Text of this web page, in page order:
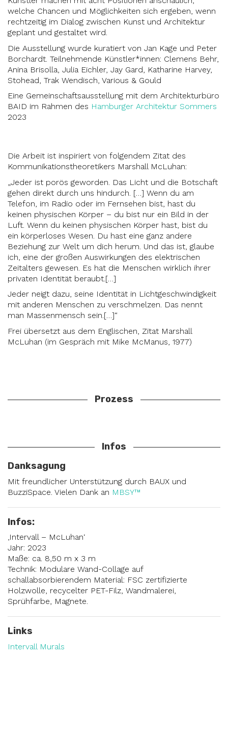
welche Chancen und Möglichkeiten sich ergeben, wenn
rechtzeitig im Dialog zwischen Kunst und Architektur
geplant und gestaltet wird.
Die Ausstellung wurde kuratiert von Jan Kage und Peter
Borchardt. Teilnehmende Künstler*innen: Clemens Behr,
Anina Brisolla, Julia Eichler, Jay Gard, Katharine Harvey,
Stohead, Trak Wendisch, Various & Gould
Eine Gemeinschaftsausstellung mit dem Architekturbüro
BAID im Rahmen des Hamburger Architektur Sommers
2023
Die Arbeit ist inspiriert von folgendem Zitat des
Kommunikationstheoretikers Marshall McLuhan:
„Jeder ist porös geworden. Das Licht und die Botschaft
gehen direkt durch uns hindurch. […] Wenn du am
Telefon, im Radio oder im Fernsehen bist, hast du
keinen physischen Körper – du bist nur ein Bild in der
Luft. Wenn du keinen physischen Körper hast, bist du
ein körperloses Wesen. Du hast eine ganz andere
Beziehung zur Welt um dich herum. Und das ist, glaube
ich, eine der großen Auswirkungen des elektrischen
Zeitalters gewesen. Es hat die Menschen wirklich ihrer
privaten Identität beraubt.[…]
Jeder neigt dazu, seine Identität in Lichtgeschwindigkeit
mit anderen Menschen zu verschmelzen. Das nennt
man Massenmensch sein.[…]“
Frei übersetzt aus dem Englischen, Zitat Marshall
McLuhan (im Gespräch mit Mike McManus, 1977)
Prozess
Infos
Danksagung
Mit freundlicher Unterstützung durch BAUX und
BuzziSpace. Vielen Dank an MBSY™
Infos:
‚Intervall – McLuhan‘
Jahr: 2023
Maße: ca. 8,50 m x 3 m
Technik: Modulare Wand-Collage auf
schallabsorbierendem Material: FSC zertifizierte
Holzwolle, recycelter PET-Filz, Wandmalerei,
Sprühfarbe, Magnete.
Links
Intervall Murals